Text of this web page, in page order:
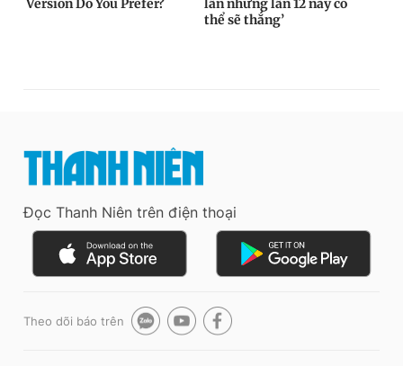
Đọc Thanh Niên trên điện thoại
Theo dõi báo trên